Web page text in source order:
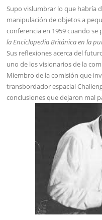
Supo vislumbrar lo que habría
manipulación de objetos a
conferencia en 1959 cuando se
la Enciclopedia Británica en la
Sus reflexiones acerca del
uno de los visionarios de la
Miembro de la comisión que
transbordador espacial
conclusiones que dejaron mal